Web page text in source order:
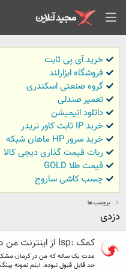
خرید آی پی ثابت
فروشگاه ابزارلند
گروه صنعتی اسکندری
تعمیر صندلی
داتلود انیمیشن
خرید IP ثابت کاور تریدر
خرید سرور HP ماهان شبکه
ربات قیمت گذاری دیجی کالا
قیمت طلا GOLD
چسب کاشی ساروج
برچسب ها
دزدی
کمک :Isp از اینترنت من دزدی می کنه (راه حل بدید) لطفاً
مدت یک ساله که من در کرمان مشکل
حد قابل قبول نبوده. اینم نمونه